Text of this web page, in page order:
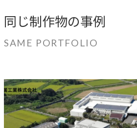
同じ制作物の事例
SAME PORTFOLIO